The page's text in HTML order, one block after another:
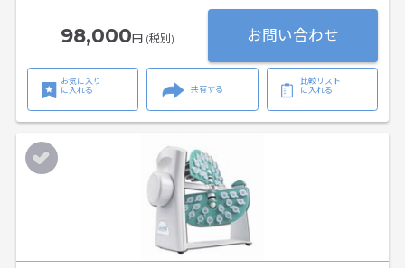
98,000円 (税別) お問い合わせ
お気に入り
に入れる
共有する
比較リスト
に入れる